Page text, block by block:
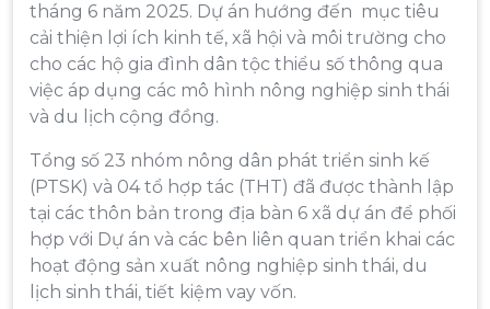
tháng 6 năm 2025. Dự án hướng đến mục tiêu
cải thiện lợi ích kinh tế, xã hội và môi trường cho
cho các hộ gia đình dân tộc thiểu số thông qua
việc áp dụng các mô hình nông nghiệp sinh thái
và du lịch cộng đồng.
Tổng số 23 nhóm nông dân phát triển sinh kế
(PTSK) và 04 tổ hợp tác (THT) đã được thành lập
tại các thôn bản trong địa bàn 6 xã dự án để phối
hợp với Dự án và các bên liên quan triển khai các
hoạt động sản xuất nông nghiệp sinh thái, du
lịch sinh thái, tiết kiệm vay vốn.